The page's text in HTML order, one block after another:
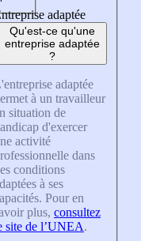
adaptée
Qu'est-ce qu'une
entreprise adaptée
?
adaptée
à un travailleur
situation de
d'exercer
activité
dans
conditions
à ses
Pour en
plus, consultez
site de l’UNEA.